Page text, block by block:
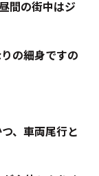
間の街中はジ
の細身ですの
、車両尾行と